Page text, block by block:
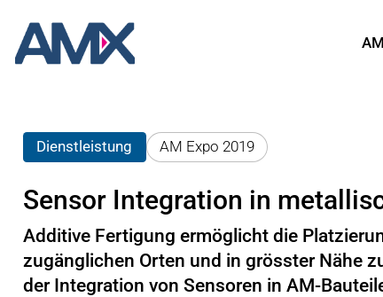
Dienstleistung AM Expo 2019
Sensor Integration in
Additive Fertigung ermöglicht die
zugänglichen Orten und in grösster Nähe
der Integration von Sensoren in AM-